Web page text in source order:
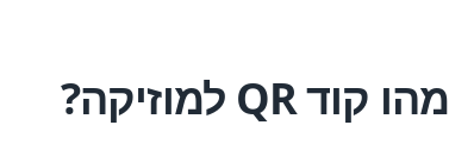
מהו קוד QR למוזיקה?